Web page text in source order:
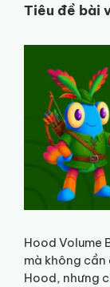
Tiêu đề bài
Hood Volume
mà không cần
Hood, nhưng